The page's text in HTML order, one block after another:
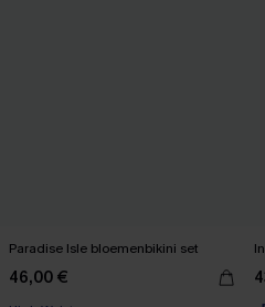
Paradise Isle bloemenbikini set
46,00 €